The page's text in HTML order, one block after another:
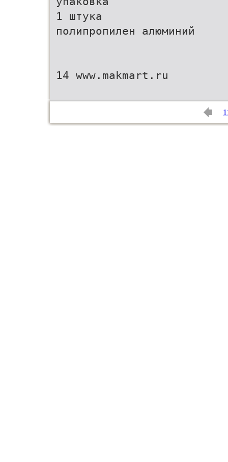
1 штука
полипропилен алюминий
14 www.makmart.ru